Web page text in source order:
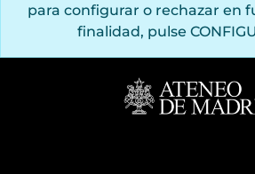
para configurar o rechazar en
finalidad, pulse